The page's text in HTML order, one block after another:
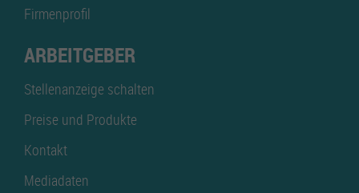
Firmenprofil
ARBEITGEBER
Stellenanzeige schalten
Preise und Produkte
Kontakt
Mediadaten